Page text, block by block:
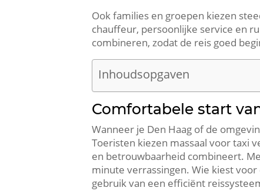
Ook families en groepen kiezen
chauffeur, persoonlijke service en
combineren, zodat de reis goed
Inhoudsopgaven
Comfortabele start
Wanneer je Den Haag of de
Toeristen kiezen massaal voor taxi
en betrouwbaarheid combineert.
minute verrassingen. Wie kiest
gebruik van een efficiënt